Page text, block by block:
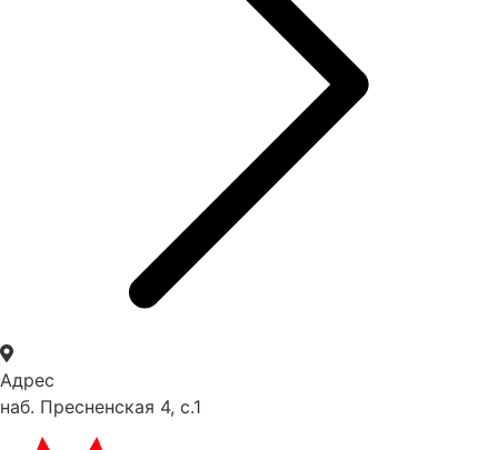
Адрес
наб. Пресненская 4, с.1